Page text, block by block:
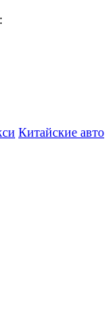
Китайские авто